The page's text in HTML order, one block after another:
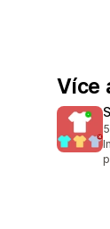
Více